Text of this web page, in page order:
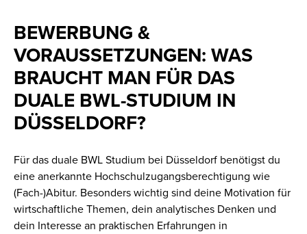
BEWERBUNG &
VORAUSSETZUNGEN: WAS
BRAUCHT MAN FÜR DAS
DUALE BWL-STUDIUM IN
DÜSSELDORF?
Für das duale BWL Studium bei Düsseldorf benötigst du
eine anerkannte Hochschulzugangsberechtigung wie
(Fach-)Abitur. Besonders wichtig sind deine Motivation für
wirtschaftliche Themen, dein analytisches Denken und
dein Interesse an praktischen Erfahrungen in